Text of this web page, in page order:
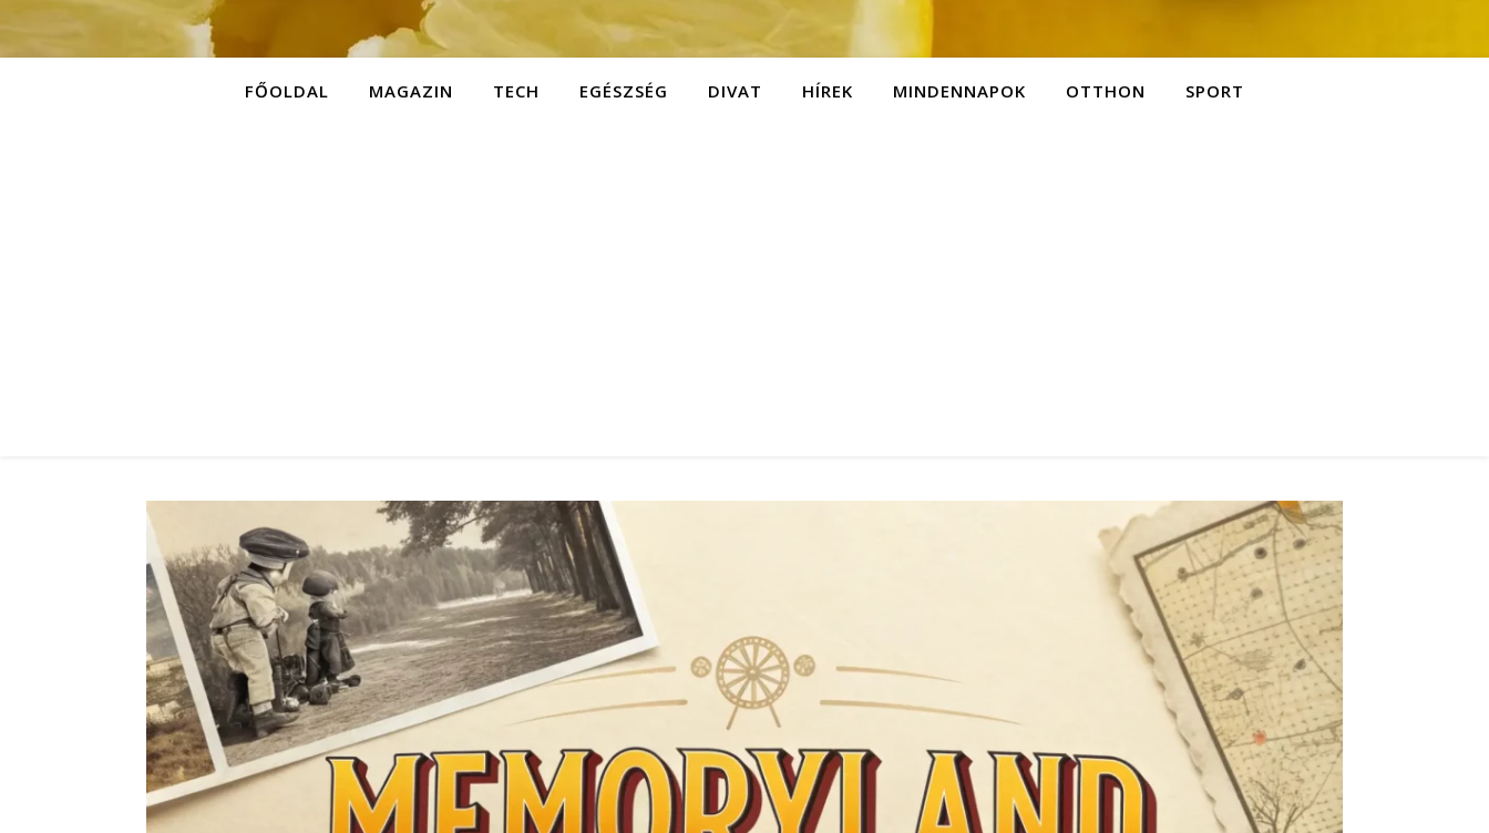
FŐOLDAL MAGAZIN TECH EGÉSZSÉG DIVAT HÍREK MINDENNAPOK OTTHON SPORT